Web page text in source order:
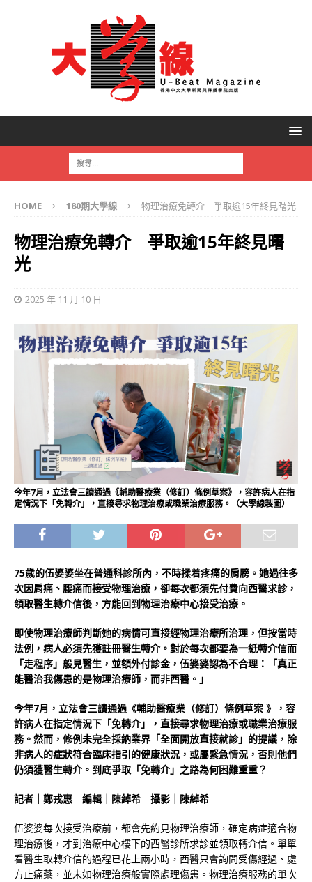
HOME 180期大學線 物理治療免轉介 爭取逾15年終見曙光
物理治療免轉介 爭取逾15年終見曙
光
2025 年 11 月 10 日
今年7月，立法會三讀通過《輔助醫療業（修訂）條例草案》，容許病人在指
定情況下「免轉介」，直接尋求物理治療或職業治療服務。（大學線製圖）
75歲的伍婆婆坐在普通科診所內，不時揉着疼痛的肩膀。她過往多
次因肩痛、腰痛而接受物理治療，卻每次都須先付費向西醫求診，
領取醫生轉介信後，方能回到物理治療中心接受治療。
即使物理治療師判斷她的病情可直接經物理治療所治理，但按當時
法例，病人必須先獲註冊醫生轉介。對於每次都要為一紙轉介信而
「走程序」般見醫生，並額外付診金，伍婆婆認為不合理：「真正
能醫治我傷患的是物理治療師，而非西醫。」
今年7月，立法會三讀通過《輔助醫療業（修訂）條例草案 》，容
許病人在指定情況下「免轉介」，直接尋求物理治療或職業治療服
務。然而，修例未完全採納業界「全面開放直接就診」的提議，除
非病人的症狀符合臨床指引的健康狀況，或屬緊急情況，否則他們
仍須獲醫生轉介。到底爭取「免轉介」之路為何困難重重？
記者｜鄭戎惠 編輯｜陳綽希 攝影｜陳綽希
伍婆婆每次接受治療前，都會先約見物理治療師，確定病症適合物
理治療後，才到治療中心樓下的西醫診所求診並領取轉介信。單單
看醫生取轉介信的過程已花上兩小時，西醫只會詢問受傷經過、處
方止痛藥，並未如物理治療般實際處理傷患。物理治療服務的單次